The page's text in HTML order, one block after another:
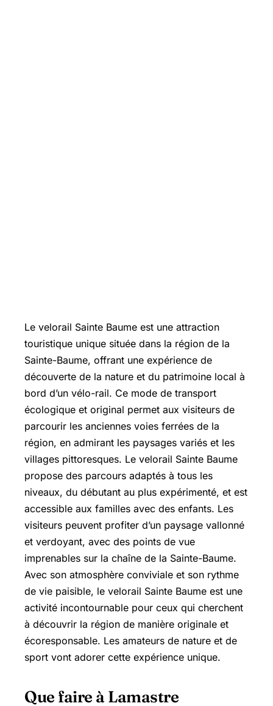
Le velorail Sainte Baume est une attraction
touristique unique située dans la région de la
Sainte-Baume, offrant une expérience de
découverte de la nature et du patrimoine local à
bord d’un vélo-rail. Ce mode de transport
écologique et original permet aux visiteurs de
parcourir les anciennes voies ferrées de la
région, en admirant les paysages variés et les
villages pittoresques. Le velorail Sainte Baume
propose des parcours adaptés à tous les
niveaux, du débutant au plus expérimenté, et est
accessible aux familles avec des enfants. Les
visiteurs peuvent profiter d’un paysage vallonné
et verdoyant, avec des points de vue
imprenables sur la chaîne de la Sainte-Baume.
Avec son atmosphère conviviale et son rythme
de vie paisible, le velorail Sainte Baume est une
activité incontournable pour ceux qui cherchent
à découvrir la région de manière originale et
écoresponsable. Les amateurs de nature et de
sport vont adorer cette expérience unique.
Que faire à Lamastre